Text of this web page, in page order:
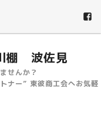
棚 波佐見
せんか？
ナー” 東彼商工会へお気軽